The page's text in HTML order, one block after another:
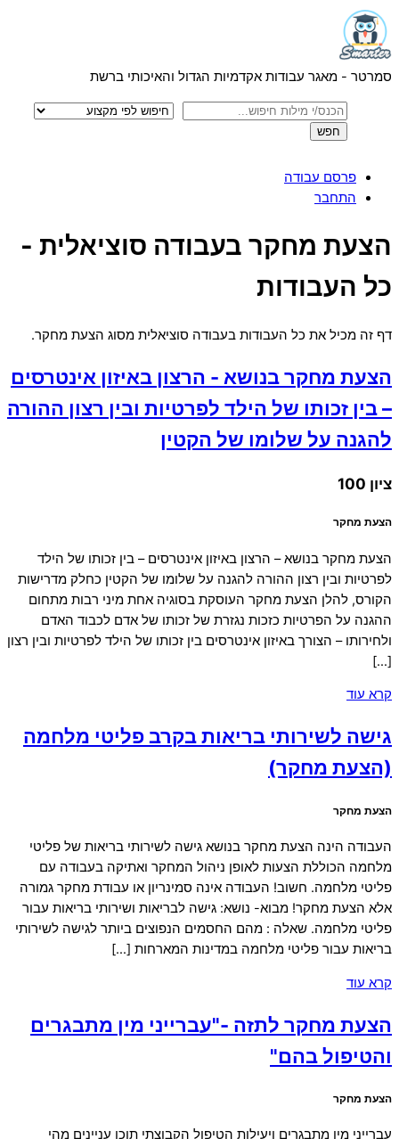
Skip
to
content
Menu
סמרטר - מאגר עבודות אקדמיות הגדול והאיכותי ברשת
פרסם עבודה
התחבר
Menu
הצעת מחקר בעבודה סוציאלית -
כל העבודות
דף זה מכיל את כל העבודות בעבודה סוציאלית מסוג הצעת מחקר.
הצעת מחקר בנושא - הרצון באיזון אינטרסים
– בין זכותו של הילד לפרטיות ובין רצון ההורה
להגנה על שלומו של הקטין
ציון 100
הצעת מחקר
הצעת מחקר בנושא – הרצון באיזון אינטרסים – בין זכותו של הילד
לפרטיות ובין רצון ההורה להגנה על שלומו של הקטין כחלק מדרישות
הקורס, להלן הצעת מחקר העוסקת בסוגיה אחת מיני רבות מתחום
ההגנה על הפרטיות כזכות נגזרת של זכותו של אדם לכבוד האדם
ולחירותו – הצורך באיזון אינטרסים בין זכותו של הילד לפרטיות ובין רצון
[…]
קרא עוד
גישה לשירותי בריאות בקרב פליטי מלחמה
(הצעת מחקר)
הצעת מחקר
העבודה הינה הצעת מחקר בנושא גישה לשירותי בריאות של פליטי
מלחמה הכוללת הצעות לאופן ניהול המחקר ואתיקה בעבודה עם
פליטי מלחמה. חשוב! העבודה אינה סמינריון או עבודת מחקר גמורה
אלא הצעת מחקר! מבוא- נושא: גישה לבריאות ושירותי בריאות עבור
פליטי מלחמה. שאלה : מהם החסמים הנפוצים ביותר לגישה לשירותי
בריאות עבור פליטי מלחמה במדינות המארחות […]
קרא עוד
הצעת מחקר לתזה -"עברייני מין מתבגרים
והטיפול בהם"
הצעת מחקר
עברייני מין מתבגרים ויעילות הטיפול הקבוצתי תוכן עניינים מהי